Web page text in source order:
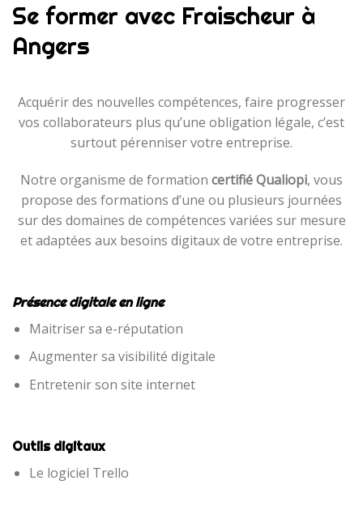
Se former avec Fraischeur à
Angers
Acquérir des nouvelles compétences, faire progresser
vos collaborateurs plus qu’une obligation légale, c’est
surtout pérenniser votre entreprise.
Notre organisme de formation certifié Qualiopi, vous
propose des formations d’une ou plusieurs journées
sur des domaines de compétences variées sur mesure
et adaptées aux besoins digitaux de votre entreprise.
Présence digitale en ligne
Maitriser sa e-réputation
Augmenter sa visibilité digitale
Entretenir son site internet
Outils digitaux
Le logiciel Trello